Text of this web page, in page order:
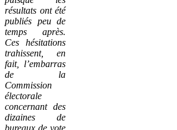
résultats ont été
publiés peu de
temps après.
Ces hésitations
trahissent, en
fait, l’embarras
de la
Commission
électorale
concernant des
dizaines de
bureaux de vote